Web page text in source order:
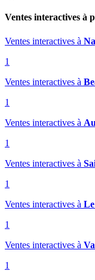
Ventes interactives à
Ventes interactives à
1
Ventes interactives à
1
Ventes interactives à
1
Ventes interactives à
1
Ventes interactives à
1
Ventes interactives à
1